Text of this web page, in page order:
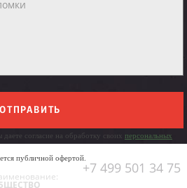
ОТПРАВИТЬ
согласие на обработку своих персональных
публичной офертой.
+7 499 501 34 75